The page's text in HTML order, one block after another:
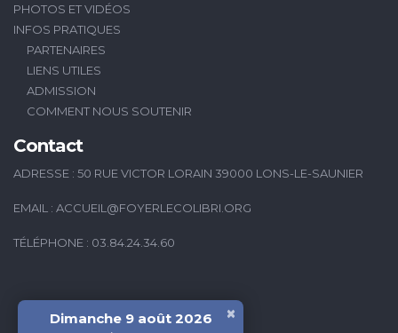
PHOTOS ET VIDÉOS
INFOS PRATIQUES
PARTENAIRES
LIENS UTILES
ADMISSION
COMMENT NOUS SOUTENIR
Contact
ADRESSE : 50 RUE VICTOR LORAIN 39000 LONS-LE-SAUNIER
EMAIL : ACCUEIL@FOYERLECOLIBRI.ORG
TÉLÉPHONE : 03.84.24.34.60
Dimanche 9 août 2026 ×